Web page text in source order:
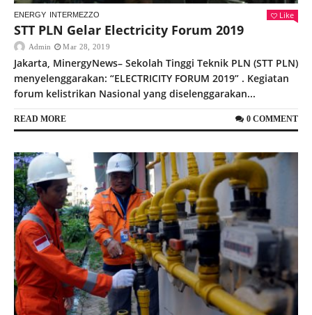
ENERGY INTERMEZZO Like
STT PLN Gelar Electricity Forum 2019
Admin Mar 28, 2019
Jakarta, MinergyNews– Sekolah Tinggi Teknik PLN (STT PLN)
menyelenggarakan: “ELECTRICITY FORUM 2019” . Kegiatan
forum kelistrikan Nasional yang diselenggarakan...
READ MORE 0 COMMENT